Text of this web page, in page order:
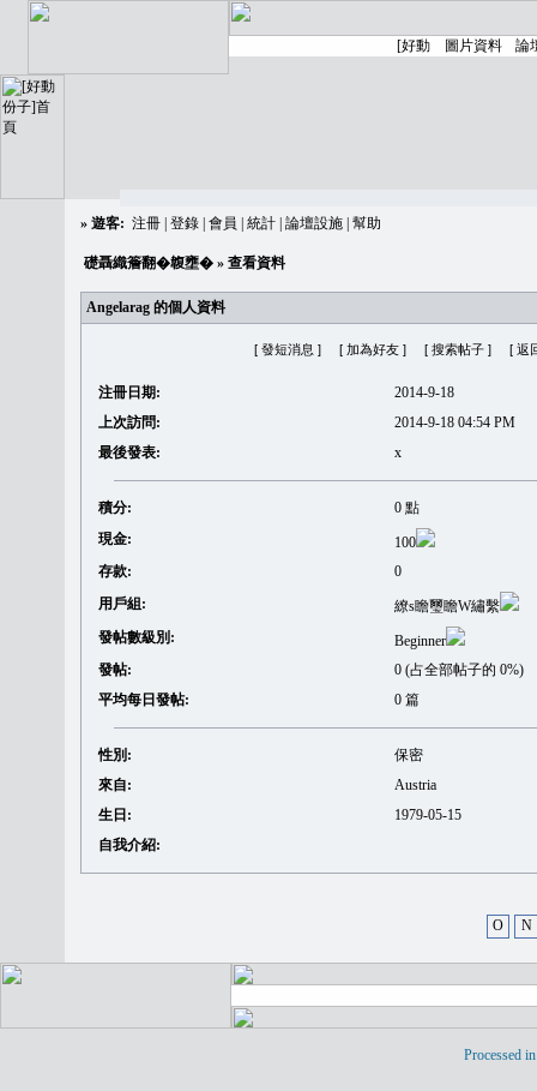
» 遊客: 注冊 登錄 會員 統計 論壇設施 幫助
礎聶織簷翻�䪖壅� » 查看資料
Angelarag 的個人資料
[ 發短消息 ] [ 加為好友 ] [ 搜索帖子 ] [ 返
注冊日期:
2014-9-18
上次訪問:
2014-9-18 04:54 PM
最後發表:
x
積分:
0 點
現金:
100
存款:
0
用戶組:
繚s瞻璽瞻W繡繫
發帖數級別:
Beginner
發帖:
0 (占全部帖子的 0%)
平均每日發帖:
0 篇
性別:
保密
來自:
Austria
生日:
1979-05-15
自我介紹:
O N
Processed